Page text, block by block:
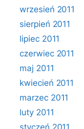
wrzesień 2011
sierpień 2011
lipiec 2011
czerwiec 2011
maj 2011
kwiecień 2011
marzec 2011
luty 2011
styczeń 2011